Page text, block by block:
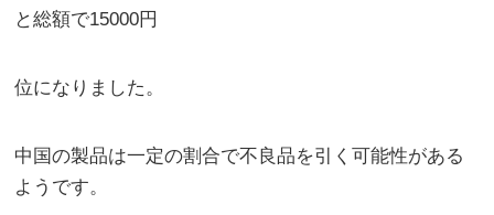
と総額で15000円
位になりました。
中国の製品は一定の割合で不良品を引く可能性がある
ようです。